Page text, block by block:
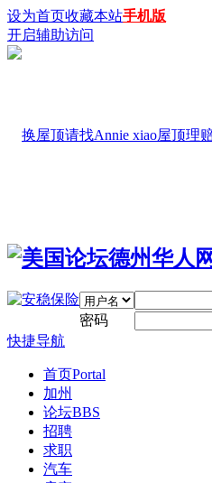
设为首页收藏本站手机版
开启辅助访问
密码
快捷导航
首页Portal
加州
论坛BBS
招聘
求职
汽车